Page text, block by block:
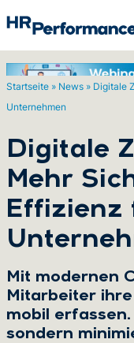
Startseite » News » Digitale
Unternehmen
Digitale
Mehr
Effizienz
Mit modernen
Mitarbeiter
mobil
sondern